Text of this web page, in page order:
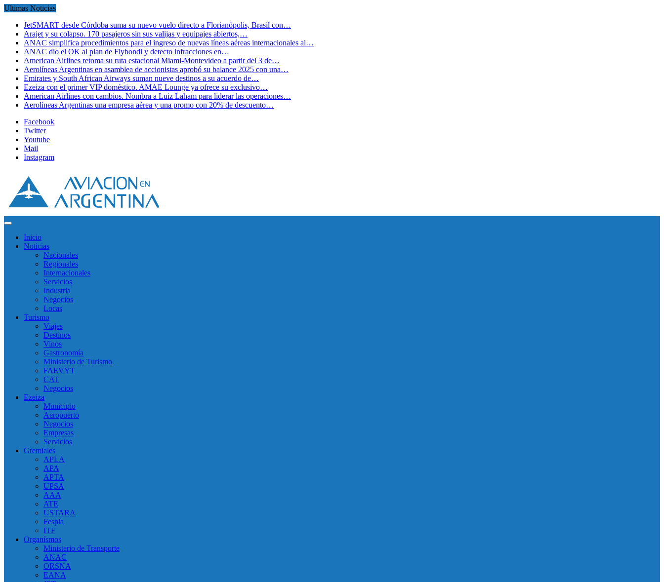
Ultimas Noticias
JetSMART desde Córdoba suma su nuevo vuelo directo a Florianópolis, Brasil con…
Arajet y su colapso. 170 pasajeros sin sus valijas y equipajes abiertos,…
ANAC simplifica procedimientos para el ingreso de nuevas líneas aéreas internacionales al…
ANAC dio el OK al plan de Flybondi y detecto infracciones en…
American Airlines retoma su ruta estacional Miami-Montevideo a partir del 3 de…
Aerolíneas Argentinas en asamblea de accionistas aprobó su balance 2025 con una…
Emirates y South African Airways suman nueve destinos a su acuerdo de…
Ezeiza con el primer VIP doméstico. AMAE Lounge ya ofrece su exclusivo…
American Airlines con cambios. Nombra a Luiz Laham para liderar las operaciones…
Aerolíneas Argentinas una empresa aérea y una promo con 20% de descuento…
Facebook
Twitter
Youtube
Mail
Instagram
Inicio
Noticias
Nacionales
Regionales
Internacionales
Servicios
Industria
Negocios
Locas
Turismo
Viajes
Destinos
Vinos
Gastronomía
Ministerio de Turismo
FAEVYT
CAT
Negocios
Ezeiza
Municipio
Aeropuerto
Negocios
Empresas
Servicios
Gremiales
APLA
APA
APTA
UPSA
AAA
ATE
USTARA
Fespla
ITF
Organísmos
Ministerio de Transporte
ANAC
ORSNA
EANA